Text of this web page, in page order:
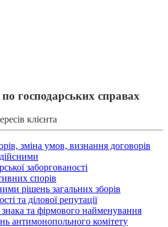
господарських справах
клієнта
зміна умов, визнання договорів
заборгованості
спорів
рішень загальних зборів
та ділової репутації
та фірмового найменування
антимонопольного комітету